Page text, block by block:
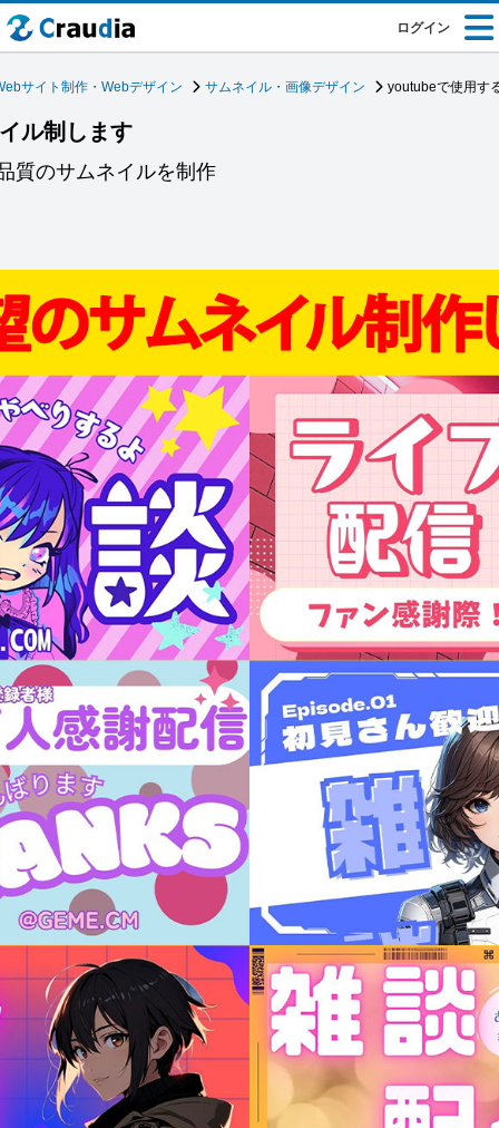
ログイン
サイト制作・Webデザイン サムネイル・画像デザイン youtubeで使用す
ル制します
質のサムネイルを制作